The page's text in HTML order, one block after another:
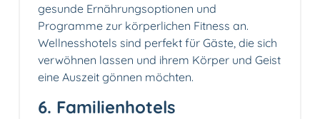
gesunde Ernährungsoptionen und
Programme zur körperlichen Fitness an.
Wellnesshotels sind perfekt für Gäste, die sich
verwöhnen lassen und ihrem Körper und Geist
eine Auszeit gönnen möchten.
6. Familienhotels